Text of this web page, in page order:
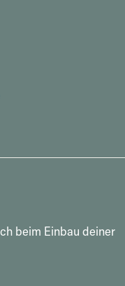
beim Einbau deiner